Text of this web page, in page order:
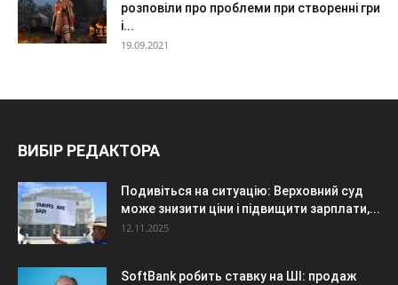
розповіли про проблеми при створенні гри
і...
19.09.2021
ВИБІР РЕДАКТОРА
Подивіться на ситуацію: Верховний суд
може знизити ціни і підвищити зарплати,...
12.11.2025
SoftBank робить ставку на ШІ: продаж